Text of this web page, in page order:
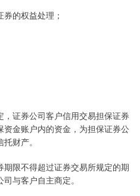
券的权益处理；
证券公司客户信用交易担保证券
金账户内的资金，为担保证券公
财产。
限不得超过证券交易所规定的期
与客户自主商定。